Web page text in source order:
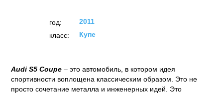
год:
2011
класс:
Купе
AudiS5Coupe– это автомобиль, в котором идея
спортивности воплощена классическим образом. Это не
просто сочетание металла и инженерных идей. Это